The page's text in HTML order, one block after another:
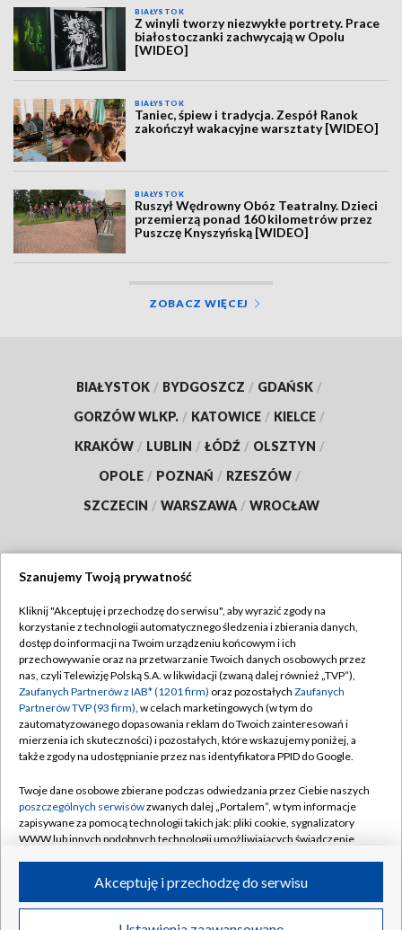
BIAŁYSTOK
Z winyli tworzy niezwykłe portrety. Prace
białostoczanki zachwycają w Opolu
[WIDEO]
BIAŁYSTOK
Taniec, śpiew i tradycja. Zespół Ranok
zakończył wakacyjne warsztaty [WIDEO]
BIAŁYSTOK
Ruszył Wędrowny Obóz Teatralny. Dzieci
przemierzą ponad 160 kilometrów przez
Puszczę Knyszyńską [WIDEO]
ZOBACZ WIĘCEJ
BIAŁYSTOK / BYDGOSZCZ / GDAŃSK /
GORZÓW WLKP. / KATOWICE / KIELCE /
KRAKÓW / LUBLIN / ŁÓDŹ / OLSZTYN /
OPOLE / POZNAŃ / RZESZÓW /
SZCZECIN / WARSZAWA / WROCŁAW
TVP
Abonament TVP
Emisja w TVP
Centrum informacji TVP
Naziemna Telewizja Cyfrowa
Rada Programowa
System NOS
Informacje o nadawcy
Program dla prasy
Regulamin TVP
Polityka prywatności
Moje zgody
Pomoc
Kontakt
Kanały
©2026 Telewizja Polska S.A. w likwidacji
Szanujemy Twoją prywatność
Kliknij "Akceptuję i przechodzę do serwisu", aby wyrazić zgody na
korzystanie z technologii automatycznego śledzenia i zbierania danych,
dostęp do informacji na Twoim urządzeniu końcowym i ich
przechowywanie oraz na przetwarzanie Twoich danych osobowych przez
nas, czyli Telewizję Polską S.A. w likwidacji (zwaną dalej również „TVP”),
Zaufanych Partnerów z IAB* (1201 firm) oraz pozostałych Zaufanych
Partnerów TVP (93 firm), w celach marketingowych (w tym do
zautomatyzowanego dopasowania reklam do Twoich zainteresowań i
mierzenia ich skuteczności) i pozostałych, które wskazujemy poniżej, a
także zgody na udostępnianie przez nas identyfikatora PPID do Google.
Twoje dane osobowe zbierane podczas odwiedzania przez Ciebie naszych
poszczególnych serwisówzwanych dalej „Portalem”, w tym informacje
zapisywane za pomocą technologii takich jak: pliki cookie, sygnalizatory
WWW lub innych podobnych technologii umożliwiających świadczenie
ruchu w Internecie.
Twoje dane osobowe zbierane podczas odwiedzania przez Ciebie
Akceptuję i przechodzę do serwisu